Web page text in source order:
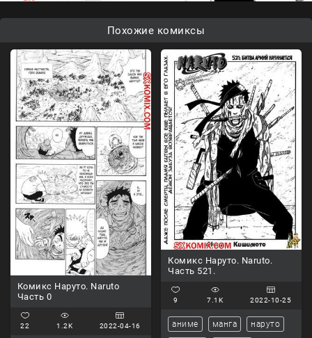
Похожие комиксы
Комикс Наруто. Naruto
Часть 0
22 1.2K 2022-04-16
Комикс Наруто. Naruto.
Часть 521.
9 7.1K 2022-10-25
аниме манга наруто